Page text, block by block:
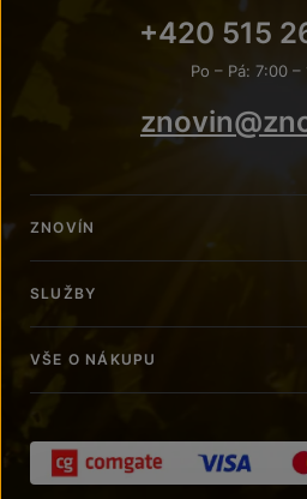
+420 515
Po – Pá: 7:00 –
ZNOVÍN
SLUŽBY
VŠE O NÁKUPU